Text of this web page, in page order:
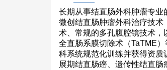
长期从事结直肠外科肿瘤专
微创结直肠肿瘤外科治疗技
术、常规的多孔腹腔镜技术，
全直肠系膜切除术（TaTME
科系统规范化训练并获得资
展期结直肠癌、遗传性结直肠